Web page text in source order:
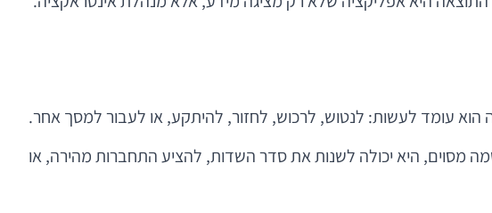
היא יכולה לשנות את סדר השדות, להציע התחברות מהירה, או